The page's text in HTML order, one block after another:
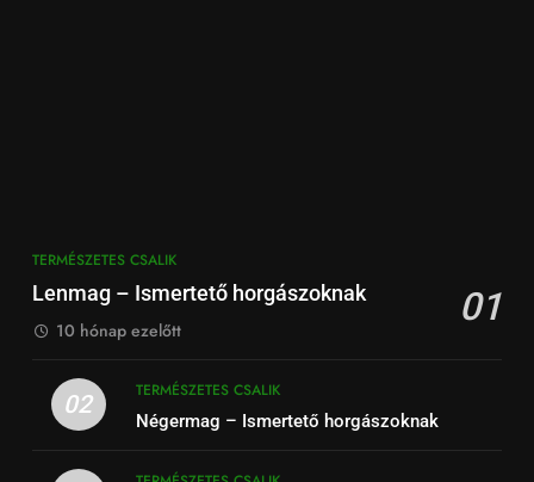
TERMÉSZETES CSALIK
Lenmag – Ismertető horgászoknak 01
10 hónap ezelőtt
02
TERMÉSZETES CSALIK
Négermag – Ismertető horgászoknak